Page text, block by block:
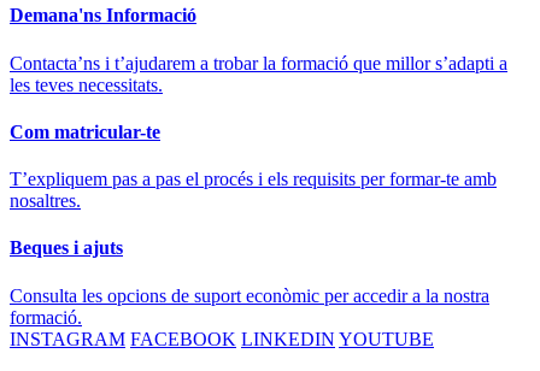
Demana'ns Informació
Contacta’ns i t’ajudarem a trobar la formació que millor s’adapti a
les teves necessitats.
Com matricular-te
T’expliquem pas a pas el procés i els requisits per formar-te amb
nosaltres.
Beques i ajuts
Consulta les opcions de suport econòmic per accedir a la nostra
formació.
INSTAGRAM FACEBOOK LINKEDIN YOUTUBE